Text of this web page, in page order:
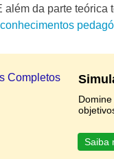
além da parte teórica
conhecimentos
Saiba